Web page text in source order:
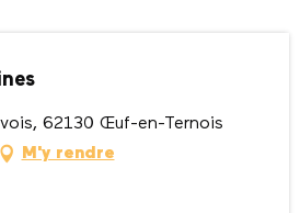
62130 Œuf-en-Ternois
M'y rendre